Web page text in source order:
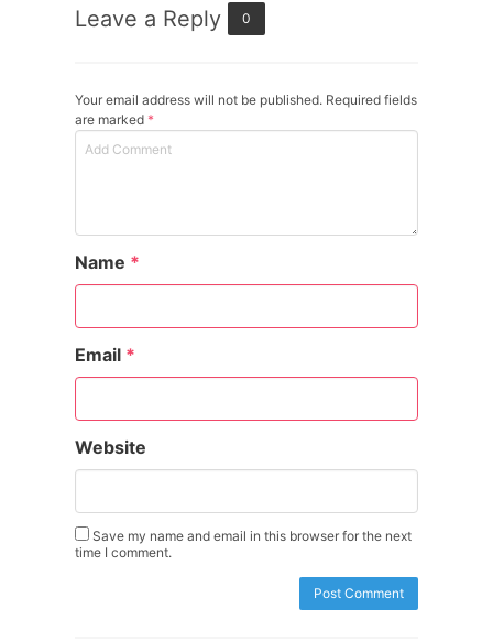
Leave a Reply 0
Your email address will not be published. Required fields
are marked *
Name *
Email *
Website
Save my name and email in this browser for the next
time I comment.